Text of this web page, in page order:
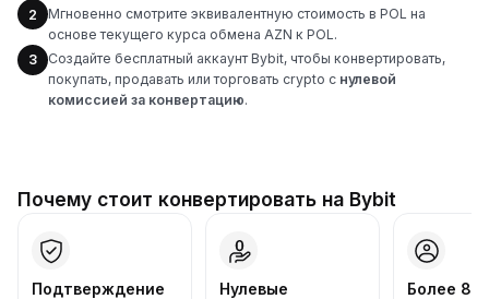
2
Мгновенно смотрите эквивалентную стоимость в POL на
основе текущего курса обмена AZN к POL.
3
Создайте бесплатный аккаунт Bybit, чтобы конвертировать,
покупать, продавать или торговать crypto с нулевой
комиссией за конвертацию.
Почему стоит конвертировать на Bybit
Подтверждение
Нулевые
Более 86